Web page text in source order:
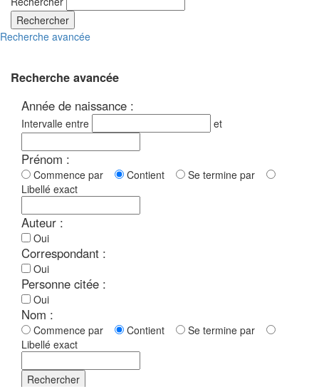
Rechercher
Recherche avancée
Recherche avancée
Année de naissance :
Intervalle entre et
Prénom :
Commence par Contient
Se termine par
Libellé exact
Auteur :
Oui
Correspondant :
Oui
Personne citée :
Oui
Nom :
Commence par Contient
Se termine par
Libellé exact
Rechercher